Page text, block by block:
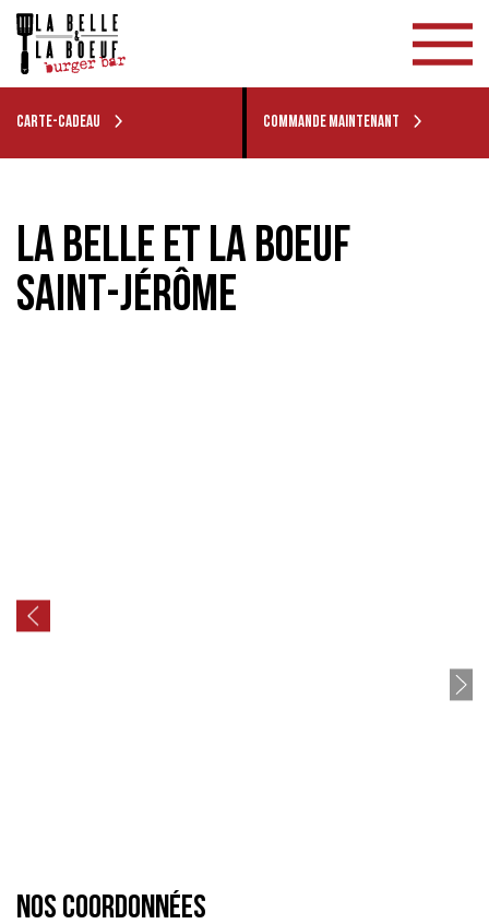
CARTE-CADEAU COMMANDE MAINTENANT
LA BELLE ET LA BOEUF
SAINT-JÉRÔME
NOS COORDONNÉES